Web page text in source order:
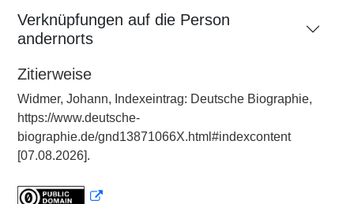
Verknüpfungen auf die Person
andernorts
Zitierweise
Widmer, Johann, Indexeintrag: Deutsche Biographie,
https://www.deutsche-
biographie.de/gnd13871066X.html#indexcontent
[07.08.2026].